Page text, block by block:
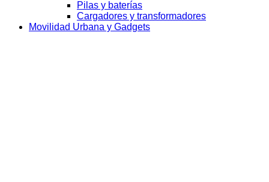
Pilas y baterías
Cargadores y transformadores
Movilidad Urbana y Gadgets